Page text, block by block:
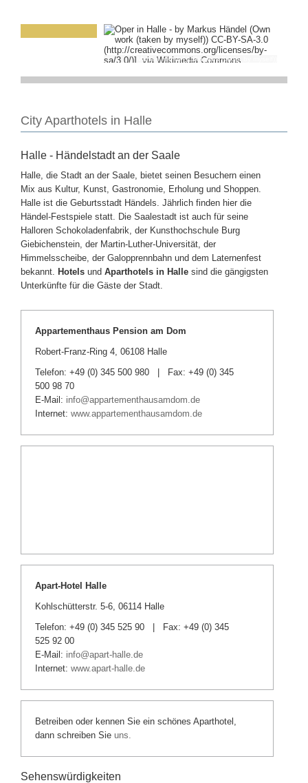
Markus Händel (Own work (taken by myself))
City Aparthotels in Halle
Halle - Händelstadt an der Saale
Halle, die Stadt an der Saale, bietet seinen Besuchern einen
Mix aus Kultur, Kunst, Gastronomie, Erholung und Shoppen.
Halle ist die Geburtsstadt Händels. Jährlich finden hier die
Händel-Festspiele statt. Die Saalestadt ist auch für seine
Halloren Schokoladenfabrik, der Kunsthochschule Burg
Giebichenstein, der Martin-Luther-Universität, der
Himmelsscheibe, der Galopprennbahn und dem Laternenfest
bekannt. Hotels und Aparthotels in Halle sind die gängigsten
Unterkünfte für die Gäste der Stadt.
Appartementhaus Pension am Dom
Robert-Franz-Ring 4, 06108 Halle
Telefon: +49 (0) 345 500 980 | Fax: +49 (0) 345
500 98 70
E-Mail: info@appartementhausamdom.de
Internet: www.appartementhausamdom.de
Apart-Hotel Halle
Kohlschütterstr. 5-6, 06114 Halle
Telefon: +49 (0) 345 525 90 | Fax: +49 (0) 345
525 92 00
E-Mail: info@apart-halle.de
Internet: www.apart-halle.de
Betreiben oder kennen Sie ein schönes Aparthotel,
dann schreiben Sie uns.
Sehenswürdigkeiten